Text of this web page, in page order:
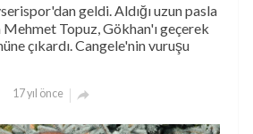
geldi. Aldığı uzun pasla
Mehmet Topuz, Gökhan'ı geçerek
çıkardı. Cangele'nin vuruşu
17 yıl önce 